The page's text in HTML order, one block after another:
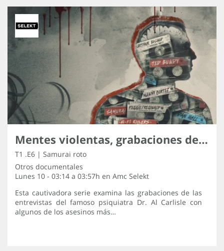
Mentes violentas, grabaciones de los asesinos
T1 .E6 | Samurai roto
Otros documentales
Lunes 10 - 03:14 a 03:57h en Amc Selekt
Esta cautivadora serie examina las grabaciones de las
entrevistas del famoso psiquiatra Dr. Al Carlisle con
algunos de los asesinos más…